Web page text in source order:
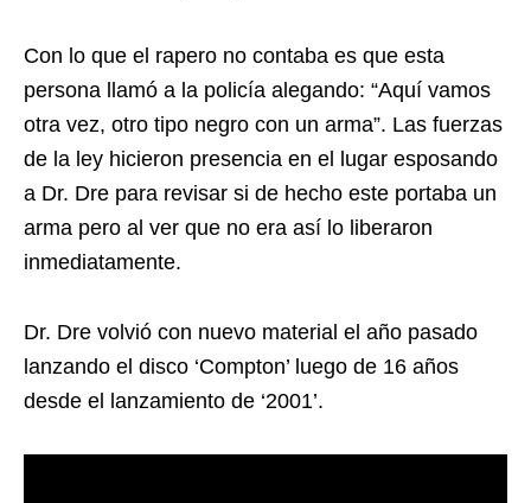
Con lo que el rapero no contaba es que esta
persona llamó a la policía alegando: “Aquí vamos
otra vez, otro tipo negro con un arma”. Las fuerzas
de la ley hicieron presencia en el lugar esposando
a Dr. Dre para revisar si de hecho este portaba un
arma pero al ver que no era así lo liberaron
inmediatamente.
Dr. Dre volvió con nuevo material el año pasado
lanzando el disco ‘Compton’ luego de 16 años
desde el lanzamiento de ‘2001’.